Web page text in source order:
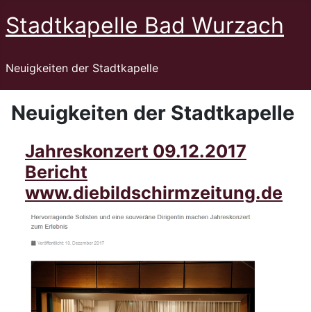
Stadtkapelle Bad Wurzach
Neuigkeiten der Stadtkapelle
Neuigkeiten der Stadtkapelle
Jahreskonzert 09.12.2017
Bericht
www.diebildschirmzeitung.de